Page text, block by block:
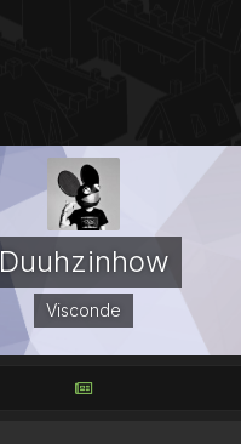
Duuhzinhow
Visconde